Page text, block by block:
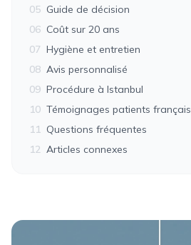
05 Guide de décision
06 Coût sur 20 ans
07 Hygiène et entretien
08 Avis personnalisé
09 Procédure à Istanbul
10 Témoignages patients français
11 Questions fréquentes
12 Articles connexes